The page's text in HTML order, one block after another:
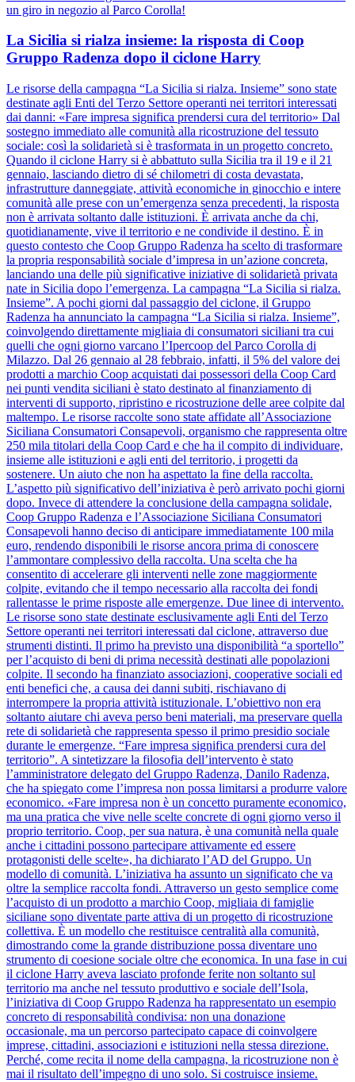
un giro in negozio al Parco Corolla!
La Sicilia si rialza insieme: la risposta di Coop
Gruppo Radenza dopo il ciclone Harry
Le risorse della campagna “La Sicilia si rialza. Insieme” sono state
destinate agli Enti del Terzo Settore operanti nei territori interessati
dai danni: «Fare impresa significa prendersi cura del territorio» Dal
sostegno immediato alle comunità alla ricostruzione del tessuto
sociale: così la solidarietà si è trasformata in un progetto concreto.
Quando il ciclone Harry si è abbattuto sulla Sicilia tra il 19 e il 21
gennaio, lasciando dietro di sé chilometri di costa devastata,
infrastrutture danneggiate, attività economiche in ginocchio e intere
comunità alle prese con un’emergenza senza precedenti, la risposta
non è arrivata soltanto dalle istituzioni. È arrivata anche da chi,
quotidianamente, vive il territorio e ne condivide il destino. È in
questo contesto che Coop Gruppo Radenza ha scelto di trasformare
la propria responsabilità sociale d’impresa in un’azione concreta,
lanciando una delle più significative iniziative di solidarietà privata
nate in Sicilia dopo l’emergenza. La campagna “La Sicilia si rialza.
Insieme”. A pochi giorni dal passaggio del ciclone, il Gruppo
Radenza ha annunciato la campagna “La Sicilia si rialza. Insieme”,
coinvolgendo direttamente migliaia di consumatori siciliani tra cui
quelli che ogni giorno varcano l’Ipercoop del Parco Corolla di
Milazzo. Dal 26 gennaio al 28 febbraio, infatti, il 5% del valore dei
prodotti a marchio Coop acquistati dai possessori della Coop Card
nei punti vendita siciliani è stato destinato al finanziamento di
interventi di supporto, ripristino e ricostruzione delle aree colpite dal
maltempo. Le risorse raccolte sono state affidate all’Associazione
Siciliana Consumatori Consapevoli, organismo che rappresenta oltre
250 mila titolari della Coop Card e che ha il compito di individuare,
insieme alle istituzioni e agli enti del territorio, i progetti da
sostenere. Un aiuto che non ha aspettato la fine della raccolta.
L’aspetto più significativo dell’iniziativa è però arrivato pochi giorni
dopo. Invece di attendere la conclusione della campagna solidale,
Coop Gruppo Radenza e l’Associazione Siciliana Consumatori
Consapevoli hanno deciso di anticipare immediatamente 100 mila
euro, rendendo disponibili le risorse ancora prima di conoscere
l’ammontare complessivo della raccolta. Una scelta che ha
consentito di accelerare gli interventi nelle zone maggiormente
colpite, evitando che il tempo necessario alla raccolta dei fondi
rallentasse le prime risposte alle emergenze. Due linee di intervento.
Le risorse sono state destinate esclusivamente agli Enti del Terzo
Settore operanti nei territori interessati dal ciclone, attraverso due
strumenti distinti. Il primo ha previsto una disponibilità “a sportello”
per l’acquisto di beni di prima necessità destinati alle popolazioni
colpite. Il secondo ha finanziato associazioni, cooperative sociali ed
enti benefici che, a causa dei danni subiti, rischiavano di
interrompere la propria attività istituzionale. L’obiettivo non era
soltanto aiutare chi aveva perso beni materiali, ma preservare quella
rete di solidarietà che rappresenta spesso il primo presidio sociale
durante le emergenze. “Fare impresa significa prendersi cura del
territorio”. A sintetizzare la filosofia dell’intervento è stato
l’amministratore delegato del Gruppo Radenza, Danilo Radenza,
che ha spiegato come l’impresa non possa limitarsi a produrre valore
economico. «Fare impresa non è un concetto puramente economico,
ma una pratica che vive nelle scelte concrete di ogni giorno verso il
proprio territorio. Coop, per sua natura, è una comunità nella quale
anche i cittadini possono partecipare attivamente ed essere
protagonisti delle scelte», ha dichiarato l’AD del Gruppo. Un
modello di comunità. L’iniziativa ha assunto un significato che va
oltre la semplice raccolta fondi. Attraverso un gesto semplice come
l’acquisto di un prodotto a marchio Coop, migliaia di famiglie
siciliane sono diventate parte attiva di un progetto di ricostruzione
collettiva. È un modello che restituisce centralità alla comunità,
dimostrando come la grande distribuzione possa diventare uno
strumento di coesione sociale oltre che economica. In una fase in cui
il ciclone Harry aveva lasciato profonde ferite non soltanto sul
territorio ma anche nel tessuto produttivo e sociale dell’Isola,
l’iniziativa di Coop Gruppo Radenza ha rappresentato un esempio
concreto di responsabilità condivisa: non una donazione
occasionale, ma un percorso partecipato capace di coinvolgere
imprese, cittadini, associazioni e istituzioni nella stessa direzione.
Perché, come recita il nome della campagna, la ricostruzione non è
mai il risultato dell’impegno di uno solo. Si costruisce insieme.